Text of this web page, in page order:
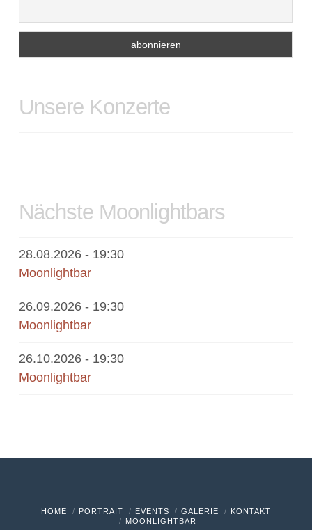
Unsere Konzerte
Nächste Moonlightbars
28.08.2026- 19:30
Moonlightbar
26.09.2026- 19:30
Moonlightbar
26.10.2026- 19:30
Moonlightbar
HOME PORTRAIT EVENTS GALERIE
KONTAKT
MOONLIGHTBAR